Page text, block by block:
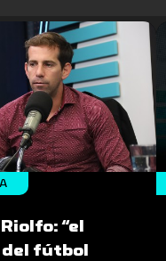
“el
fútbol